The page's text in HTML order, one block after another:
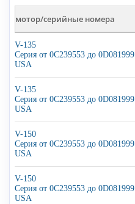
мотор/серийные номера
V-135
Серия от 0C239553 до 0D081999
USA
V-135
Серия от 0C239553 до 0D081999
USA
V-150
Серия от 0C239553 до 0D081999
USA
V-150
Серия от 0C239553 до 0D081999
USA